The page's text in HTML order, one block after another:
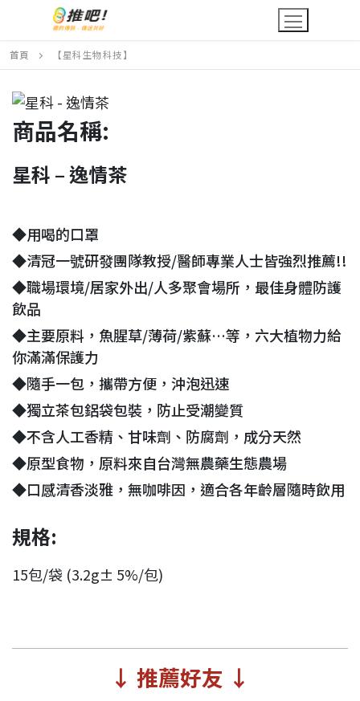
content
首頁 【星科生物科技】
商品名稱:
星科 – 逸情茶
◆用喝的口罩
◆清冠一號研發團隊教授/醫師專業人士皆強烈推薦!!
◆職場環境/居家外出/人多聚會場所，最佳身體防護
飲品
◆主要原料，魚腥草/薄荷/紫蘇…等，六大植物力給
你滿滿保護力
◆隨手一包，攜帶方便，沖泡迅速
◆獨立茶包鋁袋包裝，防止受潮變質
◆不含人工香精、甘味劑、防腐劑，成分天然
◆原型食物，原料來自台灣無農藥生態農場
◆口感清香淡雅，無咖啡因，適合各年齡層隨時飲用
規格:
15包/袋 (3.2g± 5%/包)
↓ 推薦好友 ↓